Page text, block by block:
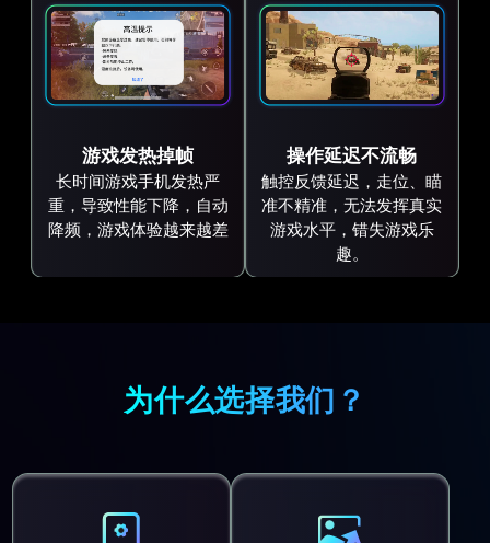
游戏发热掉帧
长时间游戏手机发热严
重，导致性能下降，自动
降频，游戏体验越来越差
操作延迟不流畅
触控反馈延迟，走位、瞄
准不精准，无法发挥真实
游戏水平，错失游戏乐
趣。
为什么选择我们？